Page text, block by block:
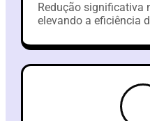
Redução significativa
elevando a eficiência